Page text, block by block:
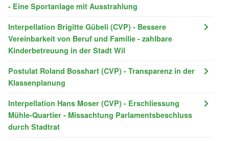
- Eine Sportanlage mit Ausstrahlung
Interpellation Brigitte Gübeli (CVP) - Bessere
Vereinbarkeit von Beruf und Familie - zahlbare
Kinderbetreuung in der Stadt Wil
Postulat Roland Bosshart (CVP) - Transparenz in der
Klassenplanung
Interpellation Hans Moser (CVP) - Erschliessung
Mühle-Quartier - Missachtung Parlamentsbeschluss
durch Stadtrat